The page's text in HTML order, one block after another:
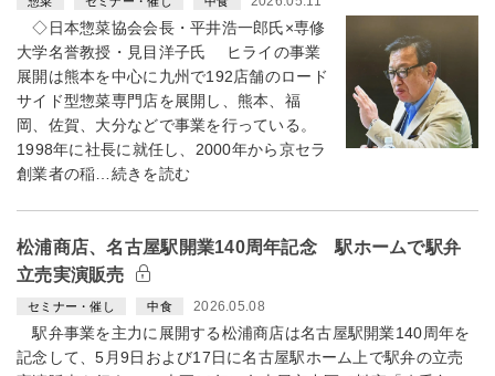
◇日本惣菜協会会長・平井浩一郎氏×専修
大学名誉教授・見目洋子氏 ヒライの事業
展開は熊本を中心に九州で192店舗のロード
サイド型惣菜専門店を展開し、熊本、福
岡、佐賀、大分などで事業を行っている。
1998年に社長に就任し、2000年から京セラ
創業者の稲…続きを読む
松浦商店、名古屋駅開業140周年記念 駅ホームで駅弁
立売実演販売
セミナー・催し 中食 2026.05.08
駅弁事業を主力に展開する松浦商店は名古屋駅開業140周年を
記念して、5月9日および17日に名古屋駅ホーム上で駅弁の立売